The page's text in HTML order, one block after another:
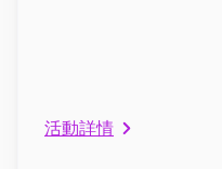
活動詳情